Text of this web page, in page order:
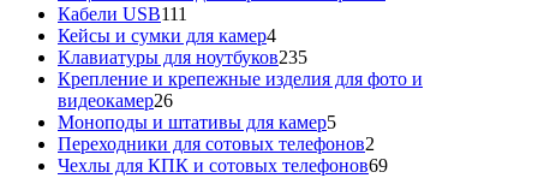
Кабели USB111
товаров
Кейсы и сумки для камер44
товара
Клавиатуры для ноутбуков235235
товаров
Крепление и крепежные изделия для фото и
видеокамер2626
товаров
Моноподы и штативы для камер55
товаров
Переходники для сотовых телефонов2
товара
Чехлы для КПК и сотовых телефонов6969